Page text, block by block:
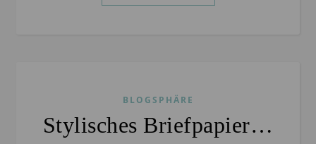
BLOGSPHÄRE
Stylisches Briefpapier…